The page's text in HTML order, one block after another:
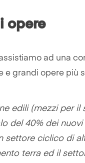
opere
ad una
e grandi opere più
edili (mezzi per
del 40% dei
settore ciclico di
terra ed il